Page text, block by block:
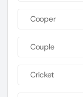
Cooper
Couple
Cricket